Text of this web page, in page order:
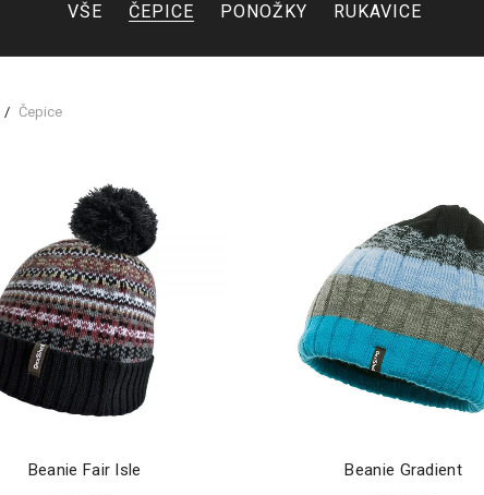
VŠE ČEPICE PONOŽKY RUKAVICE
Čepice
Beanie Fair Isle Beanie Gradient